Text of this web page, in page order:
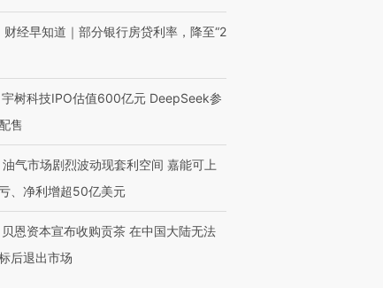
财经早知道｜部分银行房贷利率，降至“2
宇树科技IPO估值600亿元 DeepSeek参
售
油气市场剧烈波动现套利空间 嘉能可上
、净利增超50亿美元
贝恩资本宣布收购贡茶 在中国大陆无法
后退出市场